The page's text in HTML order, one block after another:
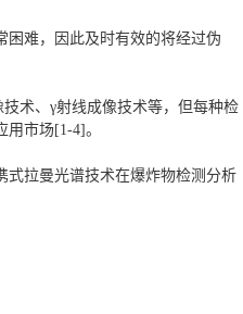
困难，因此及时有效的将经过伪
术、γ射线成像技术等，但每种检
市场[1-4]。
式拉曼光谱技术在爆炸物检测分析